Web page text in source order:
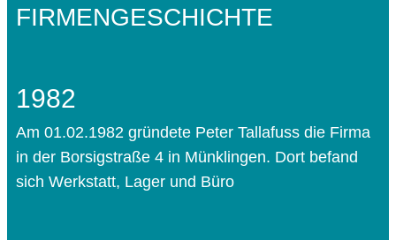
FIRMENGESCHICHTE
1982
Am 01.02.1982 gründete Peter Tallafuss die Firma
in der Borsigstraße 4 in Münklingen. Dort befand
sich Werkstatt, Lager und Büro